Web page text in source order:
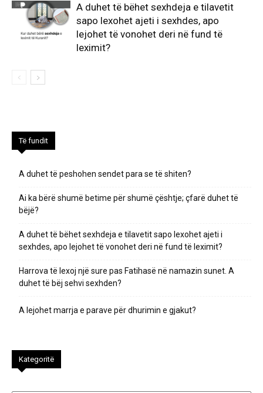
A duhet të bëhet sexhdeja e tilavetit
sapo lexohet ajeti i sexhdes, apo
lejohet të vonohet deri në fund të
leximit?
Të fundit
A duhet të peshohen sendet para se të shiten?
Ai ka bërë shumë betime për shumë çështje; çfarë duhet të
bëjë?
A duhet të bëhet sexhdeja e tilavetit sapo lexohet ajeti i
sexhdes, apo lejohet të vonohet deri në fund të leximit?
Harrova të lexoj një sure pas Fatihasë në namazin sunet. A
duhet të bëj sehvi sexhden?
A lejohet marrja e parave për dhurimin e gjakut?
Kategoritë
Kategoritë